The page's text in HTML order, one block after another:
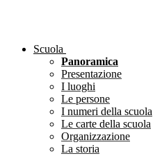
Scuola
Panoramica
Presentazione
I luoghi
Le persone
I numeri della scuola
Le carte della scuola
Organizzazione
La storia